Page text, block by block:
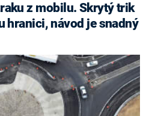
z mobilu. Skrytý trik
hranici, návod je snadný